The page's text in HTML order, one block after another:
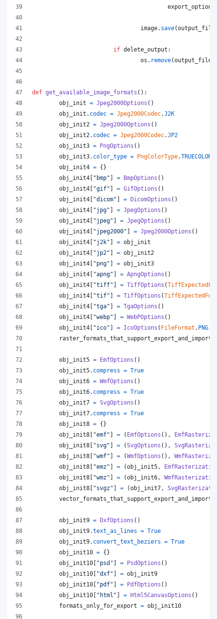
export_options
image. save(output_file
if delete_output :
os . remove(output_file
def get_available_image_formats ():
obj_init = Jpeg2000Options ()
obj_init . codec = Jpeg2000Codec.J2K
obj_init2 = Jpeg2000Options ()
obj_init2 . codec = Jpeg2000Codec.JP2
obj_init3 = PngOptions ()
obj_init3. color_type = PngColorType.
obj_init4 = {}
obj_init4 [ "bmp" ] = BmpOptions ()
obj_init4 [ "gif" ] = GifOptions ()
obj_init4 [ "dicom" ] = DicomOptions ()
obj_init4 [ "jpg" ] = JpegOptions ()
obj_init4 [ "jpeg" ] = JpegOptions ()
obj_init4 [ "jpeg2000" ] = Jpeg2000Options ()
obj_init4 [ "j2k" ] = obj_init
obj_init4 [ "jp2" ] = obj_init2
obj_init4 [ "png" ] = obj_init3
obj_init4 [ "apng" ] = ApngOptions ()
obj_init4 [ "tiff" ] = TiffOptions (
obj_init4 [ "tif" ] = TiffOptions (
obj_init4 [ "tga" ] = TgaOptions ()
obj_init4 [ "webp" ] = WebPOptions ()
obj_init4 [ "ico" ] = IcoOptions ( FileFormat . PNG
raster_formats_that_support_export_and_import
obj_init5 = EmfOptions ()
obj_init5. compress = True
obj_init6 = WmfOptions ()
obj_init6. compress = True
obj_init7 = SvgOptions ()
obj_init7. compress = True
obj_init8 = {}
obj_init8 [ "emf" ] = ( EmfOptions (),
obj_init8 [ "svg" ] = (SvgOptions (),
obj_init8 [ "wmf" ] = (WmfOptions (),
obj_init8 [ "emz" ] = (obj_init5 ,
obj_init8 [ "wmz" ] = (obj_init6 ,
obj_init8 [ "svgz" ] = (obj_init7 ,
vector_formats_that_support_export_and_import
obj_init9 = DxfOptions ()
obj_init9.text_as_lines = True
obj_init9. convert_text_beziers = True
obj_init10 = {}
obj_init10 [ "psd" ] = PsdOptions ()
obj_init10 [ "dxf" ] = obj_init9
obj_init10 [ "pdf" ] = PdfOptions ()
obj_init10 [ "html" ] = Html5CanvasOptions ()
formats_only_for_export = obj_init10